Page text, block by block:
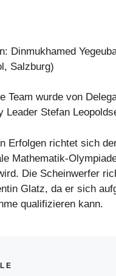
Dinmukhamed
Salzburg)
Team wurde von
Leader Stefan
Erfolgen richtet sich
Mathematik-
Die Scheinwerfer
Glatz, da er sich
qualifizieren kann.